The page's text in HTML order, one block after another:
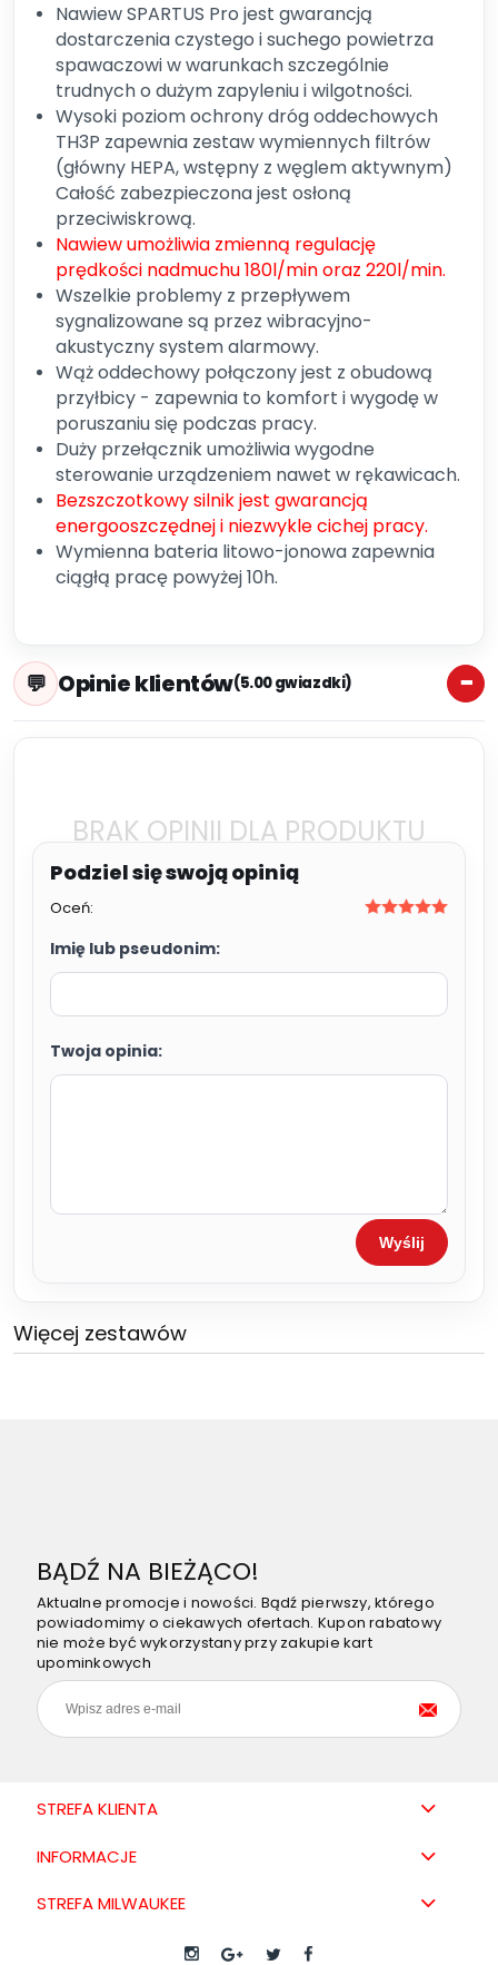
Nawiew SPARTUS Pro jest gwarancją
dostarczenia czystego i suchego powietrza
spawaczowi w warunkach szczególnie
trudnych o dużym zapyleniu i wilgotności.
Wysoki poziom ochrony dróg oddechowych
TH3P zapewnia zestaw wymiennych filtrów
(główny HEPA, wstępny z węglem aktywnym)
Całość zabezpieczona jest osłoną
przeciwiskrową.
Nawiew umożliwia zmienną regulację
prędkości nadmuchu 180l/min oraz 220l/min.
Wszelkie problemy z przepływem
sygnalizowane są przez wibracyjno-
akustyczny system alarmowy.
Wąż oddechowy połączony jest z obudową
przyłbicy - zapewnia to komfort i wygodę w
poruszaniu się podczas pracy.
Duży przełącznik umożliwia wygodne
sterowanie urządzeniem nawet w rękawicach.
Bezszczotkowy silnik jest gwarancją
energooszczędnej i niezwykle cichej pracy.
Wymienna bateria litowo-jonowa zapewnia
ciągłą pracę powyżej 10h.
Opinie klientów(5.00 gwiazdki)
BRAK OPINII DLA PRODUKTU
Oceń:
Imię lub pseudonim:
Twoja opinia:
Wyślij
Więcej zestawów
BĄDŹ NA BIEŻĄCO!
Aktualne promocje i nowości. Bądź pierwszy, którego
powiadomimy o ciekawych ofertach. Kupon rabatowy
nie może być wykorzystany przy zakupie kart
upominkowych
STREFA KLIENTA
INFORMACJE
STREFA MILWAUKEE